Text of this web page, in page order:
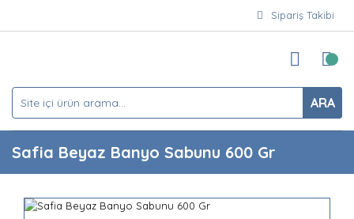
Sipariş Takibi
ARA
Safia Beyaz Banyo Sabunu 600 Gr